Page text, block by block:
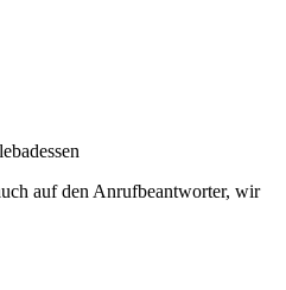
auf den Anrufbeantworter, wir